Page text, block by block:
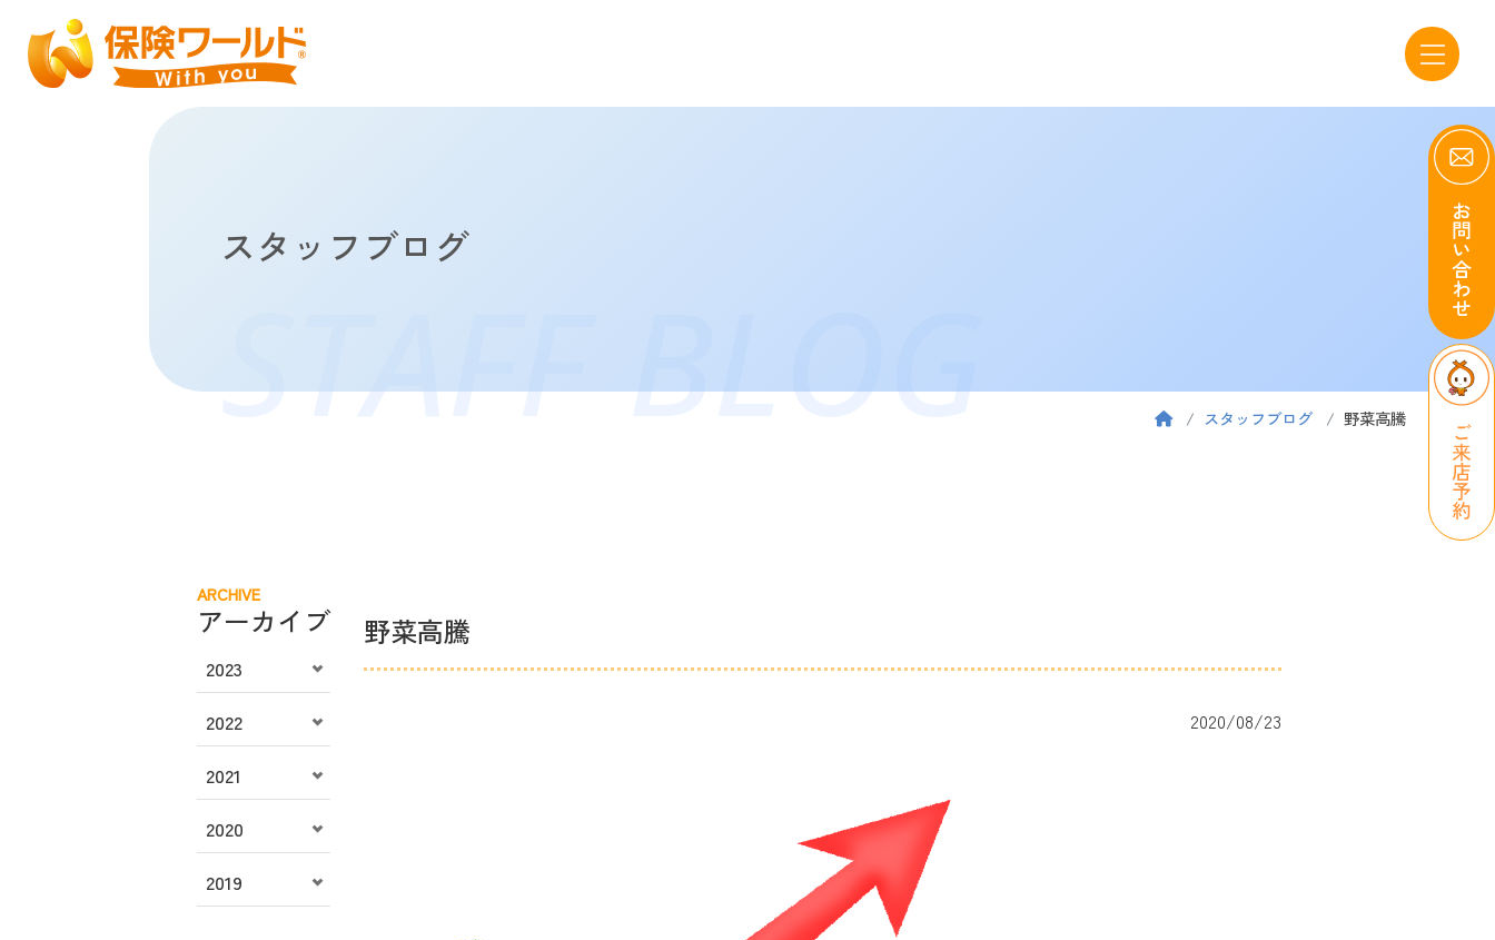
スタッフブログ
STAFF BLOG スタッフブログ 野菜高騰
野菜高騰
2020/08/23
ARCHIVE
アーカイブ
2023
2022
2021
2020
2019